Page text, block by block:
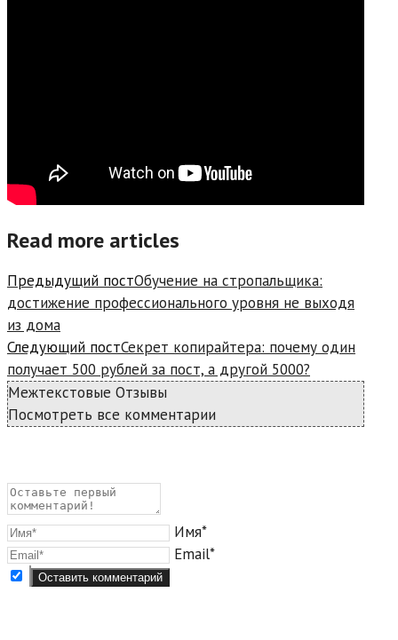
Read more articles
Предыдущий постОбучение на стропальщика:
достижение профессионального уровня не выходя
из дома
Следующий постСекрет копирайтера: почему один
получает 500 рублей за пост, а другой 5000?
Межтекстовые Отзывы
Посмотреть все комментарии
Имя*
Email*